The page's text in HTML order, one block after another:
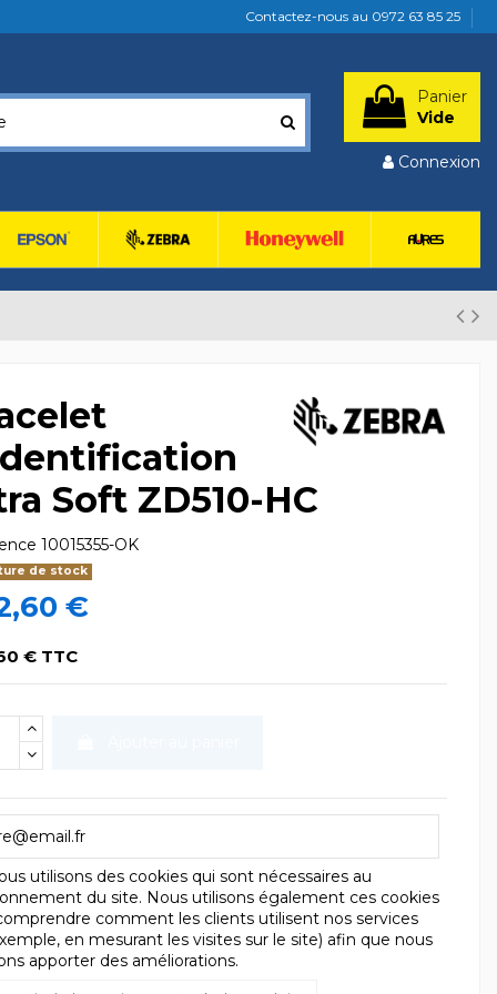
Contactez-nous au 0972 63 85 25
Panier
Vide
Connexion
Soft ZD510-HC
10015355-OK
de stock
€
€ TTC
utilisons des cookies qui sont nécessaires au
du site. Nous utilisons également ces cookies
comment les clients utilisent nos services
en mesurant les visites sur le site) afin que nous
apporter des améliorations.